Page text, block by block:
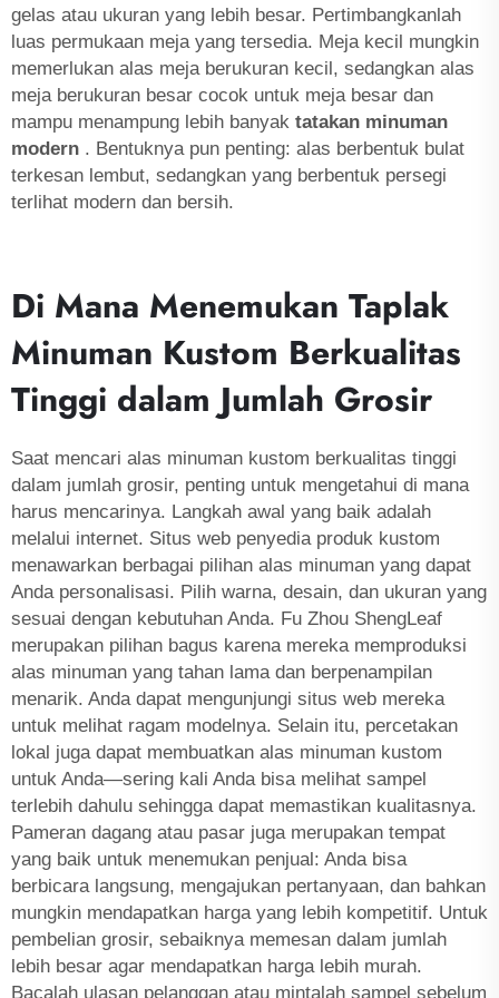
gelas atau ukuran yang lebih besar. Pertimbangkanlah
luas permukaan meja yang tersedia. Meja kecil mungkin
memerlukan alas meja berukuran kecil, sedangkan alas
meja berukuran besar cocok untuk meja besar dan
mampu menampung lebih banyak tatakan minuman
modern . Bentuknya pun penting: alas berbentuk bulat
terkesan lembut, sedangkan yang berbentuk persegi
terlihat modern dan bersih.
Di Mana Menemukan Taplak
Minuman Kustom Berkualitas
Tinggi dalam Jumlah Grosir
Saat mencari alas minuman kustom berkualitas tinggi
dalam jumlah grosir, penting untuk mengetahui di mana
harus mencarinya. Langkah awal yang baik adalah
melalui internet. Situs web penyedia produk kustom
menawarkan berbagai pilihan alas minuman yang dapat
Anda personalisasi. Pilih warna, desain, dan ukuran yang
sesuai dengan kebutuhan Anda. Fu Zhou ShengLeaf
merupakan pilihan bagus karena mereka memproduksi
alas minuman yang tahan lama dan berpenampilan
menarik. Anda dapat mengunjungi situs web mereka
untuk melihat ragam modelnya. Selain itu, percetakan
lokal juga dapat membuatkan alas minuman kustom
untuk Anda—sering kali Anda bisa melihat sampel
terlebih dahulu sehingga dapat memastikan kualitasnya.
Pameran dagang atau pasar juga merupakan tempat
yang baik untuk menemukan penjual: Anda bisa
berbicara langsung, mengajukan pertanyaan, dan bahkan
mungkin mendapatkan harga yang lebih kompetitif. Untuk
pembelian grosir, sebaiknya memesan dalam jumlah
lebih besar agar mendapatkan harga lebih murah.
Bacalah ulasan pelanggan atau mintalah sampel sebelum